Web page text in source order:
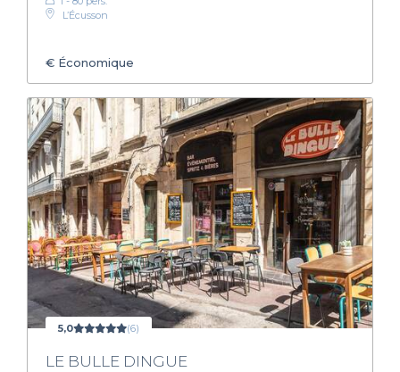
L’Écusson
€ Économique
5,0 (6)
LE BULLE DINGUE